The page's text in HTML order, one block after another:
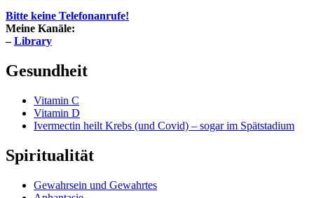
Bitte keine Telefonanrufe!
Meine Kanäle:
–Library
Gesundheit
Vitamin C
Vitamin D
Ivermectin heilt Krebs (und Covid) – sogar im Spätstadium
Spiritualität
Gewahrsein und Gewahrtes